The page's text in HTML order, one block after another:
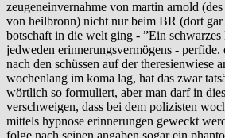
zeugeneinvernahme von martin arnold
von heilbronn) nicht nur beim BR (dort gar
botschaft in die welt ging - ”Ein
jedweden erinnerungsvermögens - perfide.
nach den schüssen auf der theresienwiese
wochenlang im koma lag, hat das zwar
wörtlich so formuliert, aber man darf in
verschweigen, dass bei dem polizisten
mittels hypnose erinnerungen geweckt
folge nach seinen angaben sogar ein